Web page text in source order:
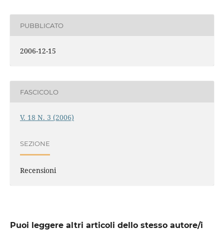
PUBBLICATO
2006-12-15
FASCICOLO
V. 18 N. 3 (2006)
SEZIONE
Recensioni
Puoi leggere altri articoli dello stesso autore/i